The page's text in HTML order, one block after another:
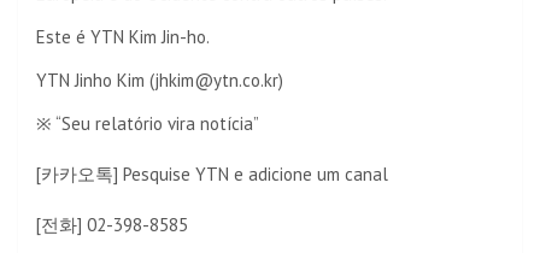
Este é YTN Kim Jin-ho.
YTN Jinho Kim (jhkim@ytn.co.kr)
※ “Seu relatório vira notícia”
[카카오톡] Pesquise YTN e adicione um canal
[전화] 02-398-8585